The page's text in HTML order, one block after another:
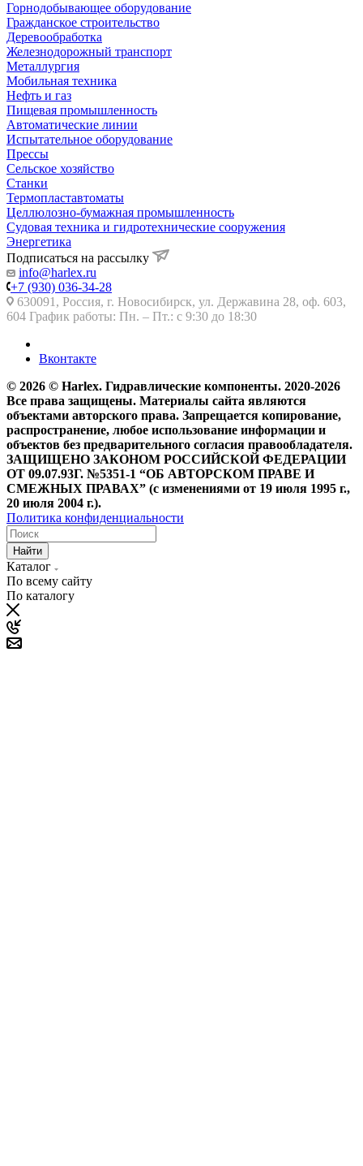
Горнодобывающее оборудование
Гражданское строительство
Деревообработка
Железнодорожный транспорт
Металлургия
Мобильная техника
Нефть и газ
Пищевая промышленность
Автоматические линии
Испытательное оборудование
Прессы
Сельское хозяйство
Станки
Термопластавтоматы
Целлюлозно-бумажная промышленность
Судовая техника и гидротехнические сооружения
Энергетика
Подписаться на рассылку
info@harlex.ru
+7 (930) 036-34-28
630091, Россия, г. Новосибирск, ул. Державина 28, оф. 603,
604 График работы: Пн. – Пт.: с 9:30 до 18:30
Вконтакте
© 2026 © Harlex. Гидравлические компоненты. 2020-2026
Все права защищены. Материалы сайта являются
объектами авторского права. Запрещается копирование,
распространение, любое использование информации и
объектов без предварительного согласия правообладателя.
ЗАЩИЩЕНО ЗАКОНОМ РОССИЙСКОЙ ФЕДЕРАЦИИ
ОТ 09.07.93Г. №5351-1 “ОБ АВТОРСКОМ ПРАВЕ И
СМЕЖНЫХ ПРАВАХ” (с изменениями от 19 июля 1995 г.,
20 июля 2004 г.).
Политика конфиденциальности
Найти
Каталог
По всему сайту
По каталогу